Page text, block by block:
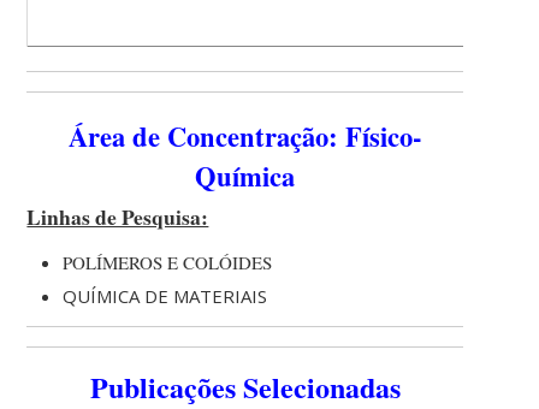
Área de Concentração: Físico-
Química
Linhas de Pesquisa:
POLÍMEROS E COLÓIDES
QUÍMICA DE MATERIAIS
Publicações Selecionadas